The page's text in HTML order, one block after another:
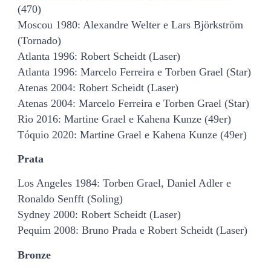
(470)
Moscou 1980: Alexandre Welter e Lars Björkström
(Tornado)
Atlanta 1996: Robert Scheidt (Laser)
Atlanta 1996: Marcelo Ferreira e Torben Grael (Star)
Atenas 2004: Robert Scheidt (Laser)
Atenas 2004: Marcelo Ferreira e Torben Grael (Star)
Rio 2016: Martine Grael e Kahena Kunze (49er)
Tóquio 2020: Martine Grael e Kahena Kunze (49er)
Prata
Los Angeles 1984: Torben Grael, Daniel Adler e
Ronaldo Senfft (Soling)
Sydney 2000: Robert Scheidt (Laser)
Pequim 2008: Bruno Prada e Robert Scheidt (Laser)
Bronze